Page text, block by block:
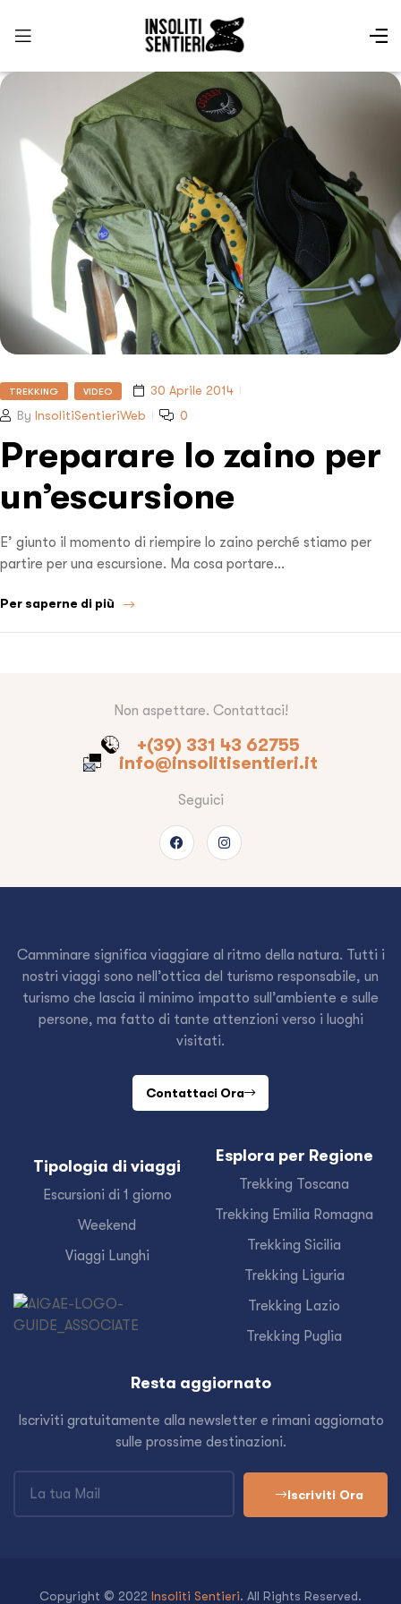
TREKKING VIDEO
30 Aprile 2014
By InsolitiSentieriWeb 0
Preparare lo zaino per
un’escursione
E’ giunto il momento di riempire lo zaino perché stiamo per
partire per una escursione. Ma cosa portare…
Per saperne di più
Non aspettare. Contattaci!
+(39) 331 43 62755
info@insolitisentieri.it
Seguici
Camminare significa viaggiare al ritmo della natura. Tutti i
nostri viaggi sono nell’ottica del turismo responsabile, un
turismo che lascia il minimo impatto sull’ambiente e sulle
persone, ma fatto di tante attenzioni verso i luoghi
visitati.
Contattaci Ora
Tipologia di viaggi
Escursioni di 1 giorno
Weekend
Viaggi Lunghi
Esplora per Regione
Trekking Toscana
Trekking Emilia Romagna
Trekking Sicilia
Trekking Liguria
Trekking Lazio
Trekking Puglia
Resta aggiornato
Iscriviti gratuitamente alla newsletter e rimani aggiornato
sulle prossime destinazioni.
Iscriviti Ora
Copyright © 2022 Insoliti Sentieri. All Rights Reserved.